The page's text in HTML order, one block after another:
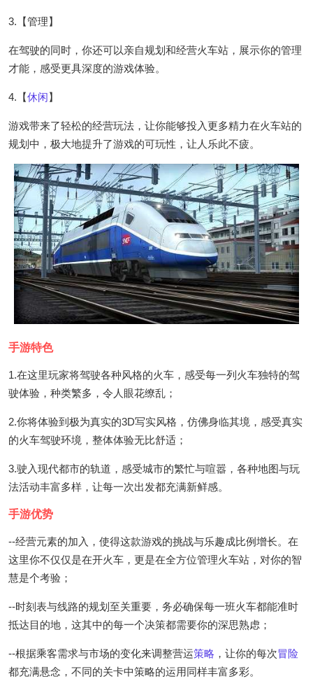
3.【管理】
在驾驶的同时，你还可以亲自规划和经营火车站，展示你的管理
才能，感受更具深度的游戏体验。
4.【休闲】
游戏带来了轻松的经营玩法，让你能够投入更多精力在火车站的
规划中，极大地提升了游戏的可玩性，让人乐此不疲。
手游特色
1.在这里玩家将驾驶各种风格的火车，感受每一列火车独特的驾
驶体验，种类繁多，令人眼花缭乱；
2.你将体验到极为真实的3D写实风格，仿佛身临其境，感受真实
的火车驾驶环境，整体体验无比舒适；
3.驶入现代都市的轨道，感受城市的繁忙与喧嚣，各种地图与玩
法活动丰富多样，让每一次出发都充满新鲜感。
手游优势
--经营元素的加入，使得这款游戏的挑战与乐趣成比例增长。在
这里你不仅仅是在开火车，更是在全方位管理火车站，对你的智
慧是个考验；
--时刻表与线路的规划至关重要，务必确保每一班火车都能准时
抵达目的地，这其中的每一个决策都需要你的深思熟虑；
--根据乘客需求与市场的变化来调整营运策略 ，让你的每次冒险
都充满悬念，不同的关卡中策略的运用同样丰富多彩。